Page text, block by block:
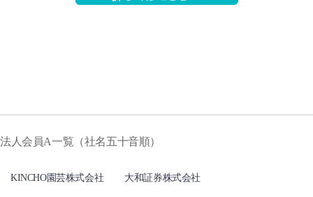
法人会員A一覧（社名五十音順）
KINCHO園芸株式会社 大和証券株式会社